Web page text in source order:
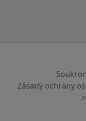
Zásady ochrany